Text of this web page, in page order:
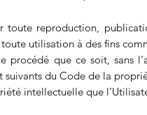
reproduction,
utilisation à des fins
que ce soit, sans
suivants du Code de la
intellectuelle que